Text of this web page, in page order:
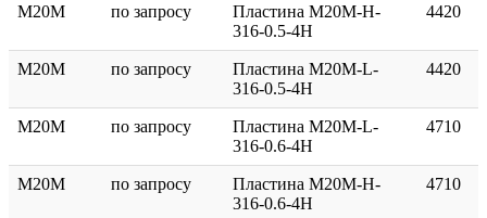
M20M по запросу
Пластина M20M-H-
316-0.5-4H
4420
M20M по запросу
Пластина M20M-L-
316-0.5-4H
4420
M20M по запросу
Пластина M20M-L-
316-0.6-4H
4710
M20M по запросу
Пластина M20M-H-
316-0.6-4H
4710